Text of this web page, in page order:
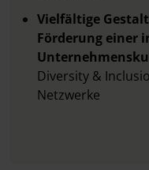
Vielfältige
Förderung einer
Diversity &
Netzwerke